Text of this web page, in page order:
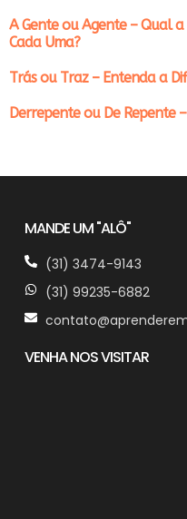
A Gente ou Agente – Qual
Cada Uma?
Trás ou Traz – Entenda a
Derrepente ou De Repente
MANDE UM "ALÔ"
(31) 3474-9143
(31) 99235-6882
VENHA NOS VISITAR